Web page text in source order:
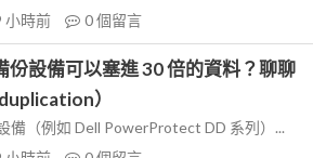
小時前 0個留言
份設備可以塞進 30 倍的資料？聊聊
）
備（例如 Dell PowerProtect DD 系列）...